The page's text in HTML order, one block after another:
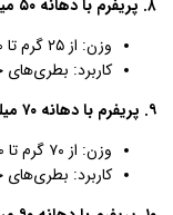
۸. پریفرم با دهانه ۵۰ میلی‌متر:
وزن: از ۲۵ گرم تا ۶۰ گرم
کاربرد:
۹. پریفرم با دهانه ۷۰ میلی‌متر:
وزن: از ۷۰ گرم تا ۱۲۰ گرم
کاربرد: